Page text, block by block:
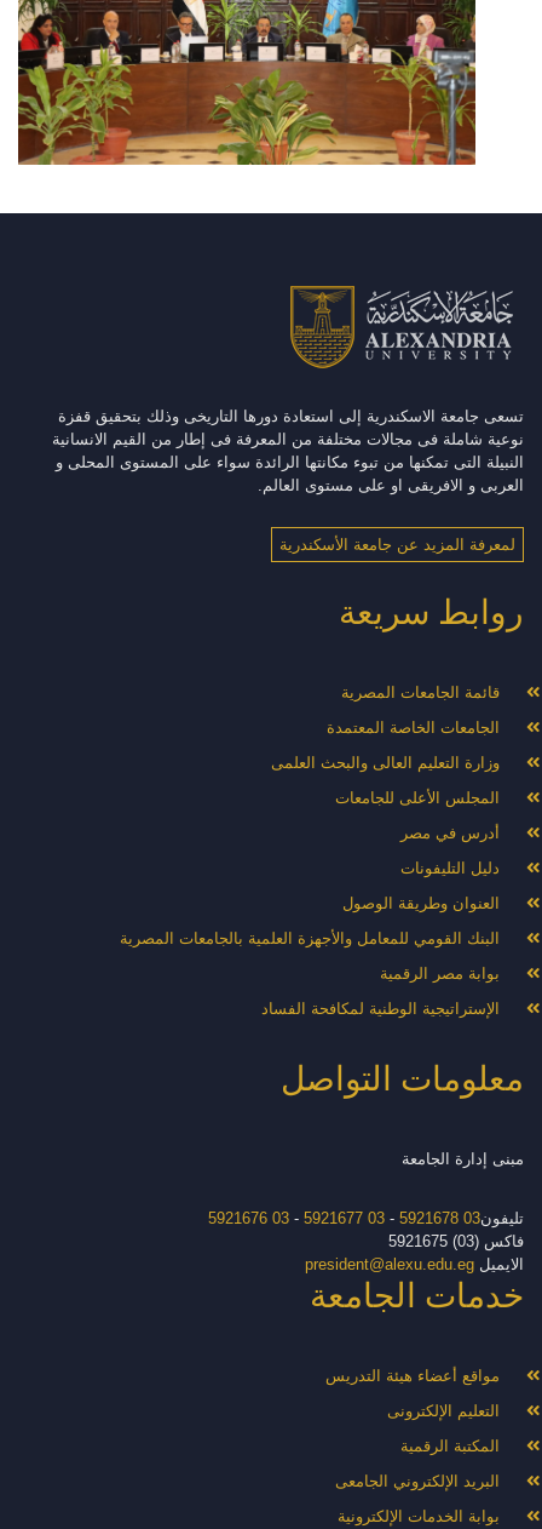
تسعى جامعة الاسكندرية إلى استعادة دورها التاريخى وذلك بتحقيق قفزة
نوعية شاملة فى مجالات مختلفة من المعرفة فى إطار من القيم الانسانية
النبيلة التى تمكنها من تبوء مكانتها الرائدة سواء على المستوى المحلى و
العربى و الافريقى او على مستوى العالم.
لمعرفة المزيد عن جامعة الأسكندرية
روابط سريعة
قائمة الجامعات المصرية
الجامعات الخاصة المعتمدة
وزارة التعليم العالى والبحث العلمى
المجلس الأعلى للجامعات
أدرس في مصر
دليل التليفونات
العنوان وطريقة الوصول
البنك القومي للمعامل والأجهزة العلمية بالجامعات المصرية
بوابة مصر الرقمية
الإستراتيجية الوطنية لمكافحة الفساد
معلومات التواصل
مبنى إدارة الجامعة
تليفون03 5921678
-
03 5921677
-
03 5921676
فاكس (03) 5921675
الايميلpresident@alexu.edu.eg
خدمات الجامعة
مواقع أعضاء هيئة التدريس
التعليم الإلكترونى
المكتبة الرقمية
البريد الإلكتروني الجامعى
بوابة الخدمات الإلكترونية